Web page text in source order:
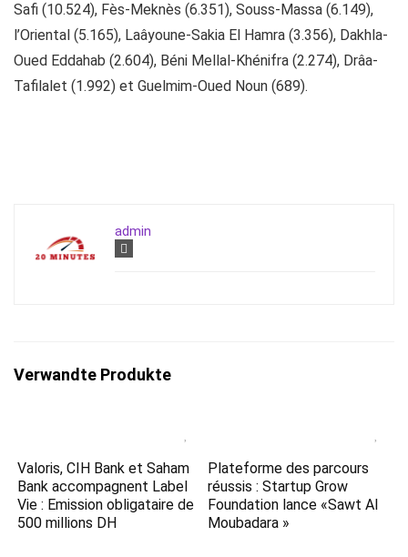
Safi (10.524), Fès-Meknès (6.351), Souss-Massa (6.149),
l’Oriental (5.165), Laâyoune-Sakia El Hamra (3.356), Dakhla-
Oued Eddahab (2.604), Béni Mellal-Khénifra (2.274), Drâa-
Tafilalet (1.992) et Guelmim-Oued Noun (689).
admin
Verwandte Produkte
Valoris, CIH Bank et Saham
Bank accompagnent Label
Vie : Emission obligataire de
500 millions DH
Plateforme des parcours
réussis : Startup Grow
Foundation lance «Sawt Al
Moubadara »